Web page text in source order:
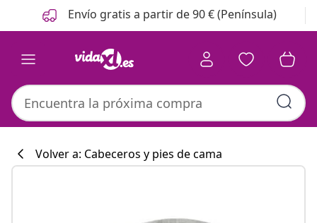
Anterior
Siguiente Envío gratis a partir de 90 € (Península)
Volver a: Cabeceros y pies de cama